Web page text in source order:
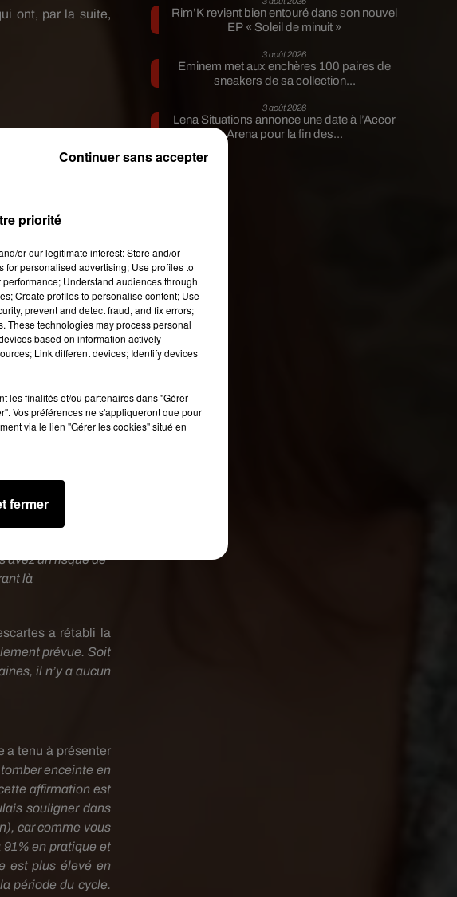
ont, par la suite,
de pause entre les
ce qu’elle fait
pour avoir vos
C'est aberrant
de pause entre
avez un risque de
là
a rétabli la
prévue. Soit
il n’y a aucun
a tenu à présenter
enceinte en
affirmation est
souligner dans
car comme vous
en pratique et
est plus élevé en
période du cycle.
Rim’K revient bien entouré dans son nouvel
EP « Soleil de minuit »
3 août 2026
Eminem met aux enchères 100 paires de
sneakers de sa collection...
3 août 2026
Lena Situations annonce une date à l’Accor
Arena pour la fin des...
priorité
or our legitimate interest: Store and/or
personalised advertising; Use profiles to
Understand audiences through
Create profiles to personalise content; Use
prevent and detect fraud, and fix errors;
These technologies may process personal
based on information actively
Link different devices; Identify devices
les finalités et/ou partenaires dans "Gérer
Vos préférences ne s'appliqueront que pour
via le lien "Gérer les cookies" situé en
fermer
Continuer sans accepter